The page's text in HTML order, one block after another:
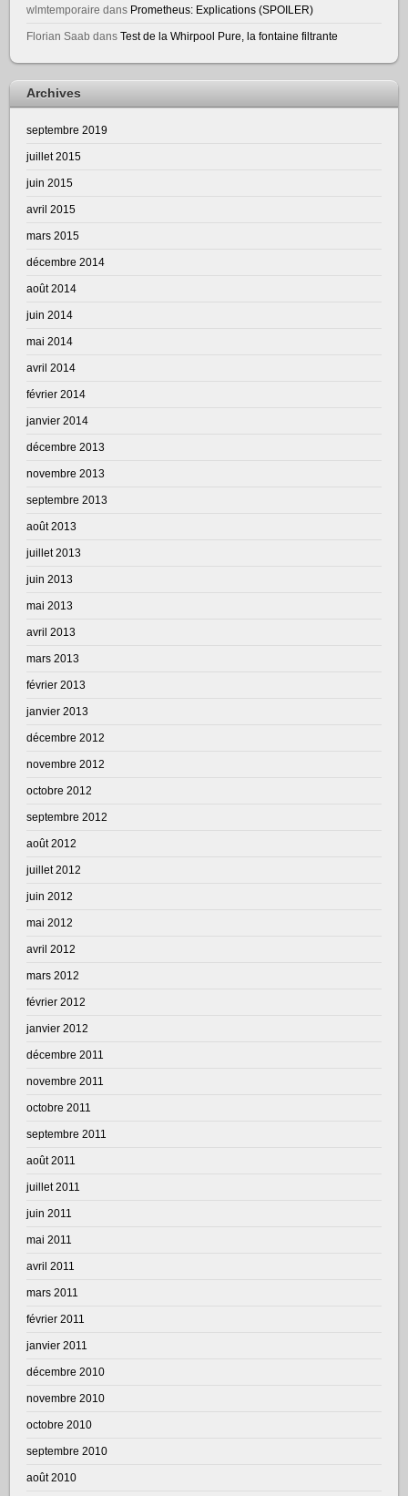
wlmtemporaire dans Prometheus: Explications (SPOILER)
Florian Saab dansTest de la Whirpool Pure, la fontaine filtrante
Archives
septembre 2019
juillet 2015
juin 2015
avril 2015
mars 2015
décembre 2014
août 2014
juin 2014
mai 2014
avril 2014
février 2014
janvier 2014
décembre 2013
novembre 2013
septembre 2013
août 2013
juillet 2013
juin 2013
mai 2013
avril 2013
mars 2013
février 2013
janvier 2013
décembre 2012
novembre 2012
octobre 2012
septembre 2012
août 2012
juillet 2012
juin 2012
mai 2012
avril 2012
mars 2012
février 2012
janvier 2012
décembre 2011
novembre 2011
octobre 2011
septembre 2011
août 2011
juillet 2011
juin 2011
mai 2011
avril 2011
mars 2011
février 2011
janvier 2011
décembre 2010
novembre 2010
octobre 2010
septembre 2010
août 2010